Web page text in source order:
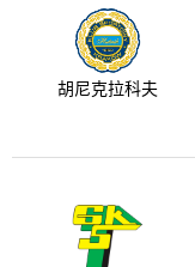
胡尼克拉科夫